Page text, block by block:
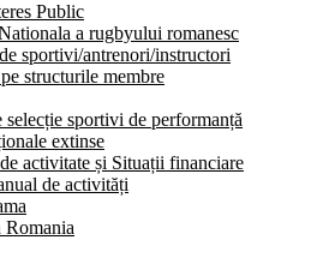
Public
a rugbyului romanesc
sportivi/antrenori/instructori
structurile membre
sportivi de performanță
extinse
activitate și Situații financiare
de activități